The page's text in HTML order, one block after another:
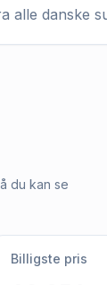
alle danske
du kan se
Billigste pris